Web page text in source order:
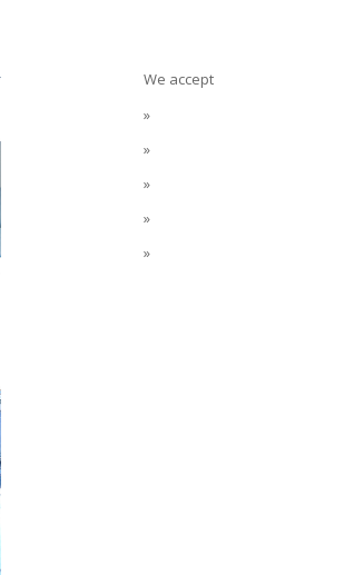
We accept